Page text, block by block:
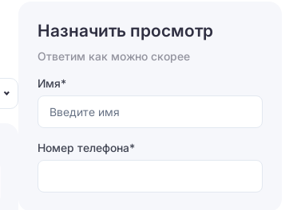
Назначить просмотр
Ответим как можно скорее
Имя*
Номер телефона*